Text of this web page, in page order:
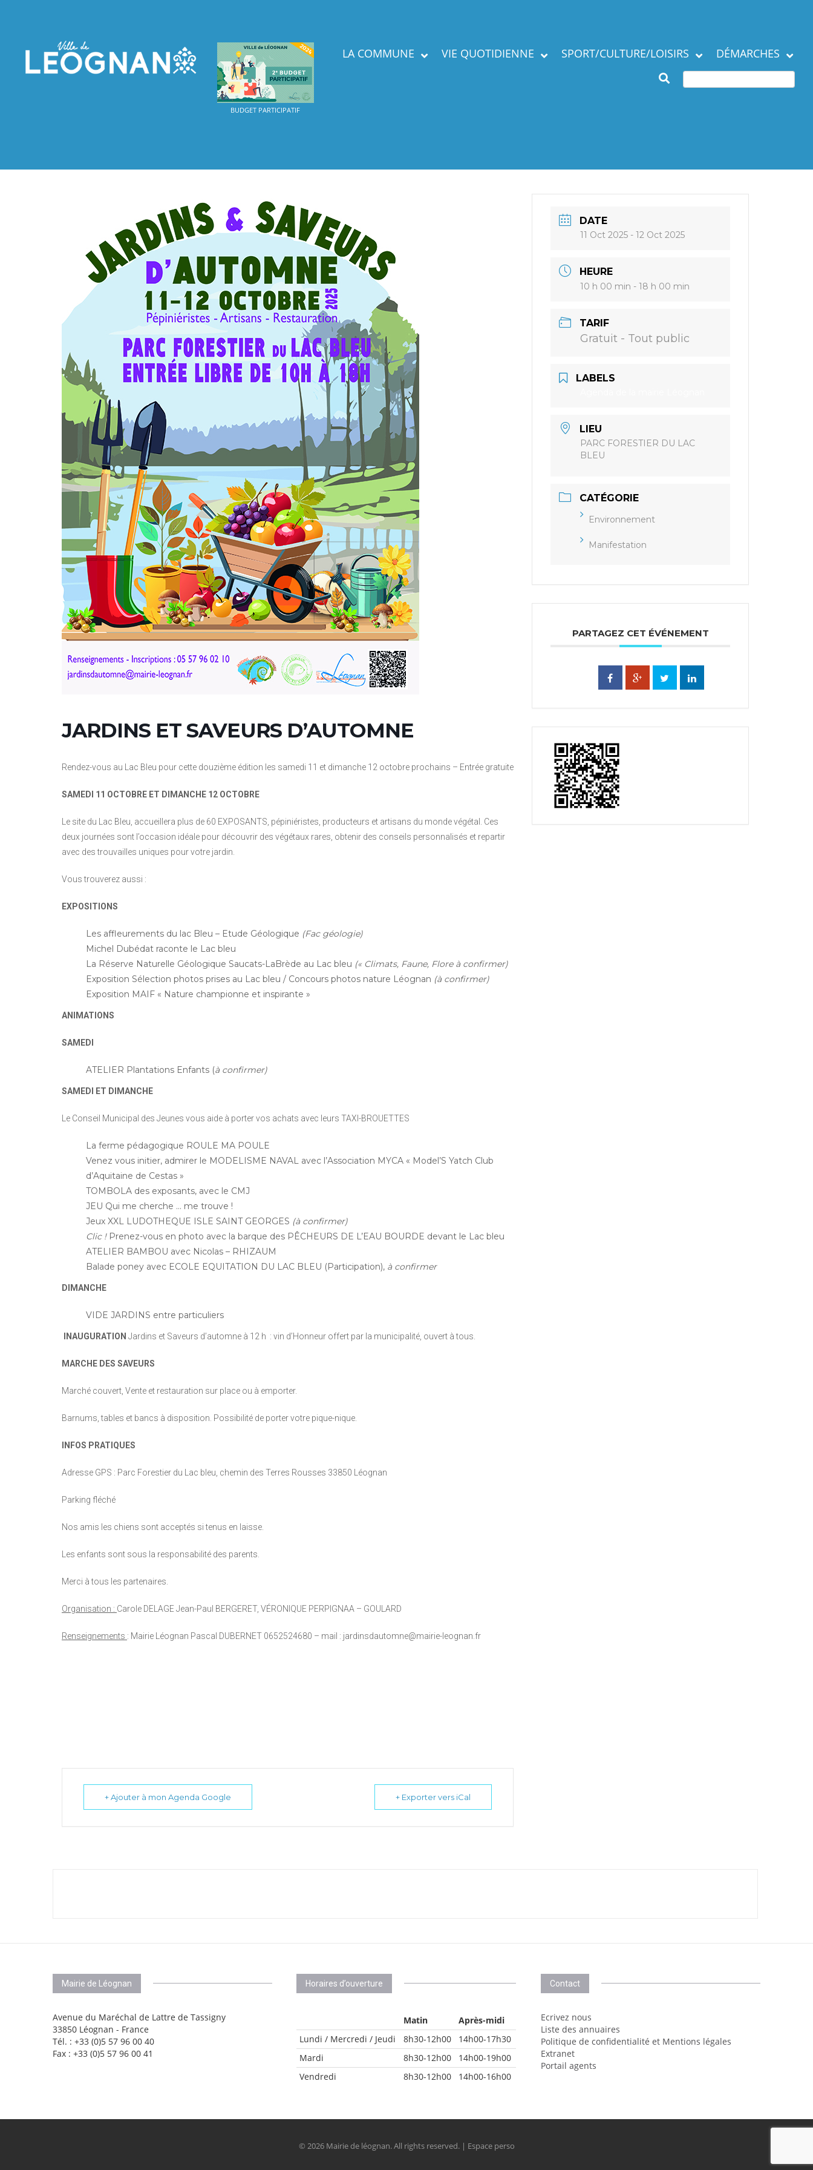
BUDGET PARTICIPATIF
LA COMMUNE VIE QUOTIDIENNE SPORT/CULTURE/LOISIRS
associations
DÉMARCHES
JARDINS ET SAVEURS D’AUTOMNE
Rendez-vous au Lac Bleu pour cette douzième édition les samedi 11 et dimanche 12 octobre prochains – Entrée gratuite
SAMEDI 11 OCTOBRE ET DIMANCHE 12 OCTOBRE
Le site du Lac Bleu, accueillera plus de 60 EXPOSANTS, pépiniéristes, producteurs et artisans du monde végétal. Ces
deux journées sont l’occasion idéale pour découvrir des végétaux rares, obtenir des conseils personnalisés et repartir
avec des trouvailles uniques pour votre jardin.
Vous trouverez aussi :
EXPOSITIONS
Les affleurements du lac Bleu – Etude Géologique (Fac géologie)
Michel Dubédat raconte le Lac bleu
La Réserve Naturelle Géologique Saucats-LaBrède au Lac bleu (« Climats, Faune, Flore à confirmer)
Exposition Sélection photos prises au Lac bleu / Concours photos nature Léognan (à confirmer)
Exposition MAIF « Nature championne et inspirante »
ANIMATIONS
SAMEDI
ATELIER Plantations Enfants (à confirmer)
SAMEDI ET DIMANCHE
Le Conseil Municipal des Jeunes vous aide à porter vos achats avec leurs TAXI-BROUETTES
La ferme pédagogique ROULE MA POULE
Venez vous initier, admirer le MODELISME NAVAL avec l’Association MYCA « Model’S Yatch Club
d’Aquitaine de Cestas »
TOMBOLA des exposants, avec le CMJ
JEU Qui me cherche … me trouve !
Jeux XXL LUDOTHEQUE ISLE SAINT GEORGES (à confirmer)
Clic ! Prenez-vous en photo avec la barque des PÊCHEURS DE L’EAU BOURDE devant le Lac bleu
ATELIER BAMBOU avec Nicolas – RHIZAUM
Balade poney avec ECOLE EQUITATION DU LAC BLEU (Participation), à confirmer
DIMANCHE
VIDE JARDINS entre particuliers
INAUGURATION Jardins et Saveurs d’automne à 12 h : vin d’Honneur offert par la municipalité, ouvert à tous.
MARCHE DES SAVEURS
Marché couvert, Vente et restauration sur place ou à emporter.
Barnums, tables et bancs à disposition. Possibilité de porter votre pique-nique.
INFOS PRATIQUES
Adresse GPS : Parc Forestier du Lac bleu, chemin des Terres Rousses 33850 Léognan
Parking fléché
Nos amis les chiens sont acceptés si tenus en laisse.
Les enfants sont sous la responsabilité des parents.
Merci à tous les partenaires.
Organisation : Carole DELAGE Jean-Paul BERGERET, VÉRONIQUE PERPIGNAA – GOULARD
Renseignements : Mairie Léognan Pascal DUBERNET 0652524680 – mail : jardinsdautomne@mairie-leognan.fr
+ Ajouter à mon Agenda Google + Exporter vers iCal
DATE
11 Oct 2025 - 12 Oct 2025
HEURE
10 h 00 min - 18 h 00 min
TARIF
Gratuit - Tout public
LABELS
LIEU
PARC FORESTIER DU LAC
BLEU
CATÉGORIE
Environnement
Manifestation
PARTAGEZ CET ÉVÉNEMENT
Mairie de Léognan
Avenue du Maréchal de Lattre de Tassigny
33850 Léognan - France
Tél. : +33 (0)5 57 96 00 40
Fax : +33 (0)5 57 96 00 41
Horaires d’ouverture
Matin
Après-midi
Lundi / Mercredi / Jeudi
8h30-12h00
14h00-17h30
Mardi
8h30-12h00
14h00-19h00
Vendredi
8h30-12h00 14h00-16h00
Contact
Ecrivez nous
Liste des annuaires
Politique de confidentialité et Mentions légales
Extranet
Portail agents
© 2026 Mairie de léognan. All rights reserved. | Espace perso